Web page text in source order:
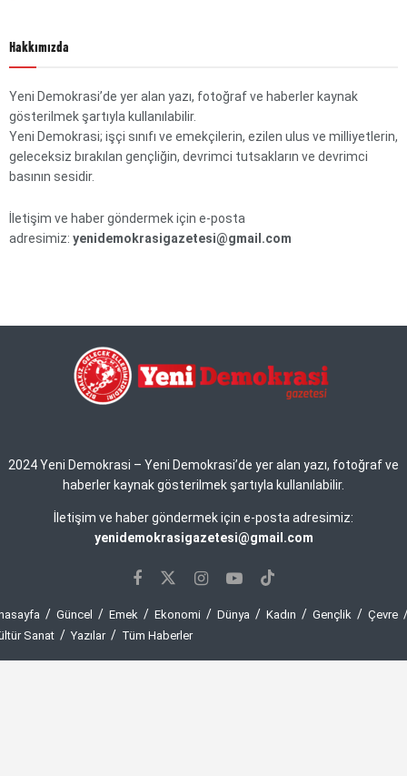
Hakkımızda
Yeni Demokrasi’de yer alan yazı, fotoğraf ve haberler kaynak
gösterilmek şartıyla kullanılabilir.
Yeni Demokrasi; işçi sınıfı ve emekçilerin, ezilen ulus ve milliyetlerin,
geleceksiz bırakılan gençliğin, devrimci tutsakların ve devrimci
basının sesidir.
İletişim ve haber göndermek için e-posta
adresimiz: yenidemokrasigazetesi@gmail.com
2024 Yeni Demokrasi – Yeni Demokrasi’de yer alan yazı, fotoğraf ve
haberler kaynak gösterilmek şartıyla kullanılabilir.
İletişim ve haber göndermek için e-posta adresimiz:
yenidemokrasigazetesi@gmail.com
Güncel Emek Ekonomi Dünya Kadın Gençlik
Çevre
Sanat
Yazılar Tüm Haberler